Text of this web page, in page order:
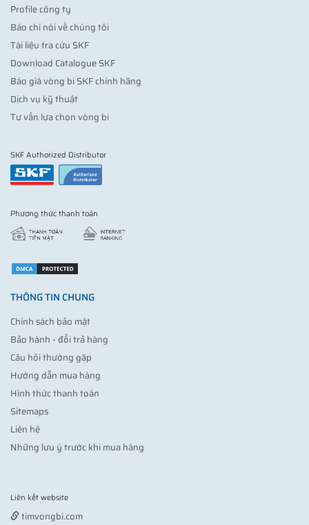
Profile công ty
Báo chí nói về chúng tôi
Tài liệu tra cứu SKF
Download Catalogue SKF
Báo giá vòng bi SKF chính hãng
Dịch vụ kỹ thuật
Tư vấn lựa chọn vòng bi
SKF Authorized Distributor
Phương thức thanh toán
THÔNG TIN CHUNG
Chính sách bảo mật
Bảo hành - đổi trả hàng
Câu hỏi thường gặp
Hướng dẫn mua hàng
Hình thức thanh toán
Sitemaps
Liên hệ
Những lưu ý trước khi mua hàng
Liên kết website
timvongbi.com